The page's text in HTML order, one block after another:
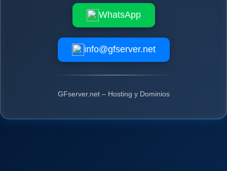
WhatsApp
info@gfserver.net
GFserver.net – Hosting y Dominios